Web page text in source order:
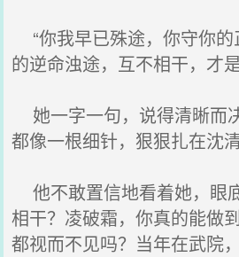
“你我早已殊途，你守你
的逆命浊途，互不相干，才
她一字一句，说得清晰而
都像一根细针，狠狠扎在沈
他不敢置信地看着她，眼
相干？凌破霜，你真的能做
都视而不见吗？当年在武院